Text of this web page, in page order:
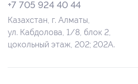
+7 705 924 40 44
Казахстан, г. Алматы,
ул. Кабдолова, 1/8, блок 2,
цокольный этаж, 202; 202А.